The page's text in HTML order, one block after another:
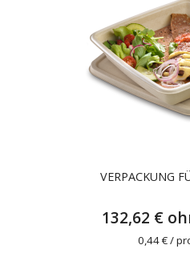
VERPACKUNG
132,62 €
0,44 € /